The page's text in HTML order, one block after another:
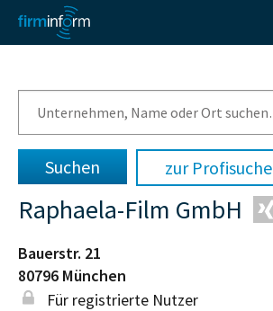
zur Profisuche
Raphaela-Film GmbH
Bauerstr. 21
80796 München
Für registrierte Nutzer